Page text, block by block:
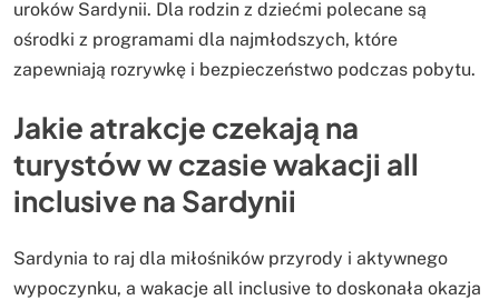
uroków Sardynii. Dla rodzin z dziećmi polecane są
ośrodki z programami dla najmłodszych, które
zapewniają rozrywkę i bezpieczeństwo podczas pobytu.
Jakie atrakcje czekają na
turystów w czasie wakacji all
inclusive na Sardynii
Sardynia to raj dla miłośników przyrody i aktywnego
wypoczynku, a wakacje all inclusive to doskonała okazja